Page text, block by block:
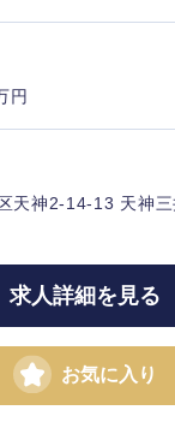
円
天神2-14-13 天神
求人詳細を見る
お気に入り